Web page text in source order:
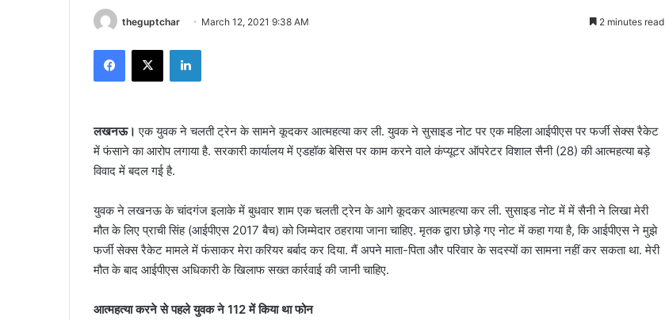
theguptchar March 12, 2021 9:38 AM 2 minutes read
लखनऊ। एक युवक ने चलती ट्रेन के सामने कूदकर आत्महत्या कर ली. युवक ने सुसाइड नोट पर एक महिला आईपीएस पर फर्जी सेक्स रैकेट
में फंसाने का आरोप लगाया है. सरकारी कार्यालय में एडहॉक बेसिस पर काम करने वाले कंप्यूटर ऑपरेटर विशाल सैनी (28) की आत्महत्या बड़े
विवाद में बदल गई है.
युवक ने लखनऊ के चांदगंज इलाके में बुधवार शाम एक चलती ट्रेन के आगे कूदकर आत्महत्या कर ली. सुसाइड नोट में में सैनी ने लिखा मेरी
मौत के लिए प्राची सिंह (आईपीएस 2017 बैच) को जिम्मेदार ठहराया जाना चाहिए. मृतक द्वारा छोड़े गए नोट में कहा गया है, कि आईपीएस ने मुझे
फर्जी सेक्स रैकेट मामले में फंसाकर मेरा करियर बर्बाद कर दिया. मैं अपने माता-पिता और परिवार के सदस्यों का सामना नहीं कर सकता था. मेरी
मौत के बाद आईपीएस अधिकारी के खिलाफ सख्त कार्रवाई की जानी चाहिए.
आत्महत्या करने से पहले युवक ने 112 में किया था फोन